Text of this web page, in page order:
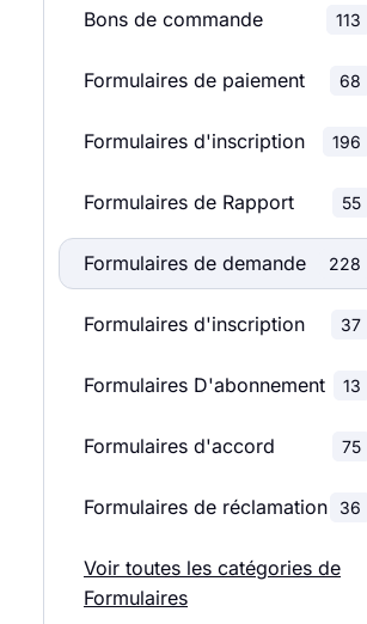
Bons de commande 113
Formulaires de paiement 68
Formulaires d'inscription 196
Formulaires de Rapport 55
Formulaires de demande 228
Formulaires d'inscription 37
Formulaires D'abonnement 13
Formulaires d'accord 75
Formulaires de réclamation 36
Voir toutes les catégories de
Formulaires